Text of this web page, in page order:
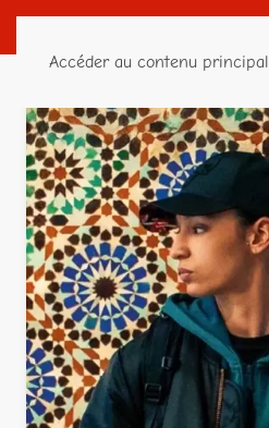
Accéder au contenu principal